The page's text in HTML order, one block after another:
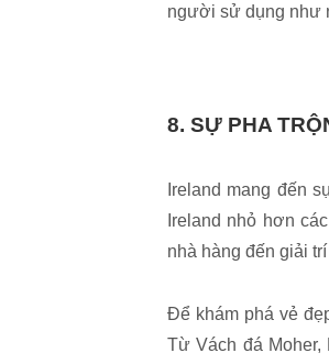
người sử dụng như
8. SỰ PHA
Ireland mang đến
Ireland nhỏ hơn
nhà hàng đến giải
Để khám phá vẻ
Từ Vách đá Moher,